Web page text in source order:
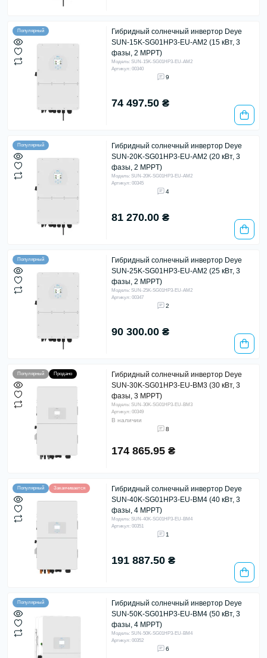
Популярный
Гибридный солнечный инвертор Deye
SUN-15K-SG01HP3-EU-AM2 (15 кВт, 3
фазы, 2 MPPT)
Модель: SUN-15K-SG01HP3-EU-AM2
Артикул: 00340
9
74 497.50 ₴
Популярный
Гибридный солнечный инвертор Deye
SUN-20K-SG01HP3-EU-AM2 (20 кВт, 3
фазы, 2 MPPT)
Модель: SUN-20K-SG01HP3-EU-AM2
Артикул: 00345
4
81 270.00 ₴
Популярный
Гибридный солнечный инвертор Deye
SUN-25K-SG01HP3-EU-AM2 (25 кВт, 3
фазы, 2 MPPT)
Модель: SUN-25K-SG01HP3-EU-AM2
Артикул: 00347
2
90 300.00 ₴
Популярный Продано
Гибридный солнечный инвертор Deye
SUN-30K-SG01HP3-EU-BM3 (30 кВт, 3
фазы, 3 MPPT)
Модель: SUN-30K-SG01HP3-EU-BM3
Артикул: 00349
В наличии
8
174 865.95 ₴
Популярный Заканчивается
Гибридный солнечный инвертор Deye
SUN-40K-SG01HP3-EU-BM4 (40 кВт, 3
фазы, 4 MPPT)
Модель: SUN-40K-SG01HP3-EU-BM4
Артикул: 00351
1
191 887.50 ₴
Популярный
Гибридный солнечный инвертор Deye
SUN-50K-SG01HP3-EU-BM4 (50 кВт, 3
фазы, 4 MPPT)
Модель: SUN-50K-SG01HP3-EU-BM4
Артикул: 00352
6